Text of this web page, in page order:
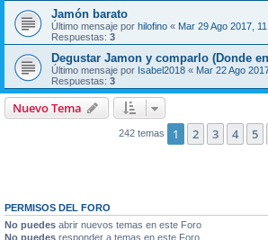
Jamón barato
Último mensaje por hilofino « Mar 29 Ago 2017,
Respuestas: 3
Degustar Jamon y comparlo (Donde
Último mensaje por Isabel2018 « Mar 22 Ago
Respuestas: 3
Nuevo Tema
242 temas 1 2 3 4 5
PERMISOS DEL FORO
No puedes abrir nuevos temas en este Foro
No puedes responder a temas en este Foro